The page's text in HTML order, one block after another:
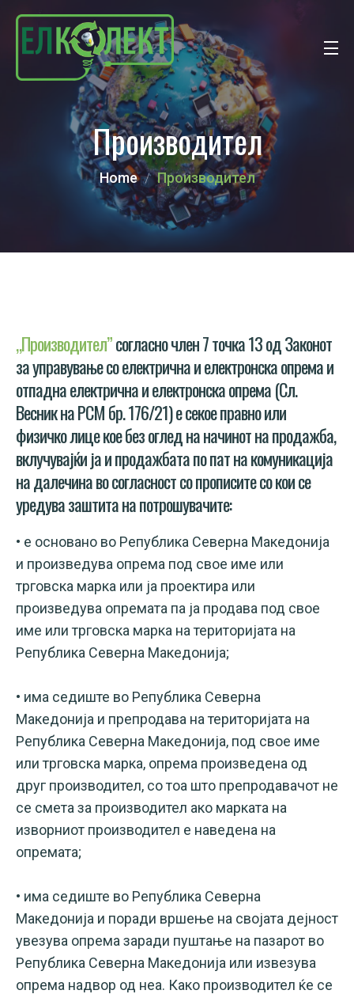
Производител
Home Производител
„Производител”согласно член 7 точка 13 од Законот
за управување со електрична и електронска опрема и
отпадна електрична и електронска опрема (Сл.
Весник на РСМ бр. 176/21) е секое правно или
физичко лице кое без оглед на начинот на продажба,
вклучувајќи ја и продажбата по пат на комуникација
на далечина во согласност со прописите со кои се
уредува заштита на потрошувачите:
• е основано во Република Северна Македонија
и произведува опрема под свое име или
трговска марка или ја проектира или
произведува опремата па ја продава под свое
име или трговска марка на територијата на
Република Северна Македонија;
• има седиште во Република Северна
Македонија и препродава на територијата на
Република Северна Македонија, под свое име
или трговска марка, опрема произведена од
друг производител, со тоа што препродавачот не
се смета за производител ако марката на
изворниот производител е наведена на
опремата;
• има седиште во Република Северна
Македонија и поради вршење на својата дејност
увезува опрема заради пуштање на пазарот во
Република Северна Македонија или извезува
опрема надвор од неа. Како производител ќе се